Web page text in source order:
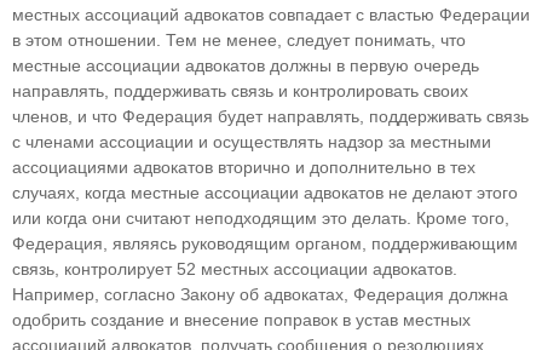
местных ассоциаций адвокатов совпадает с властью Федерации
в этом отношении. Тем не менее, следует понимать, что
местные ассоциации адвокатов должны в первую очередь
направлять, поддерживать связь и кон­тролировать своих
членов, и что Федерация будет направлять, поддерживать связь
с членами ассо­циации и осуществлять надзор за местными
ассо­циациями адвокатов вторично и дополнительно в тех
случаях, когда местные ассоциации адвокатов не делают этого
или когда они считают непод­ходящим это делать. Кроме того,
Федерация, яв­ляясь руководящим органом, поддерживающим
связь, контролирует 52 местных ассоциации адво­катов.
Например, согласно Закону об адвокатах, Федерация должна
одобрить создание и внесение поправок в устав местных
ассоциаций адвокатов, получать сообщения о резолюциях